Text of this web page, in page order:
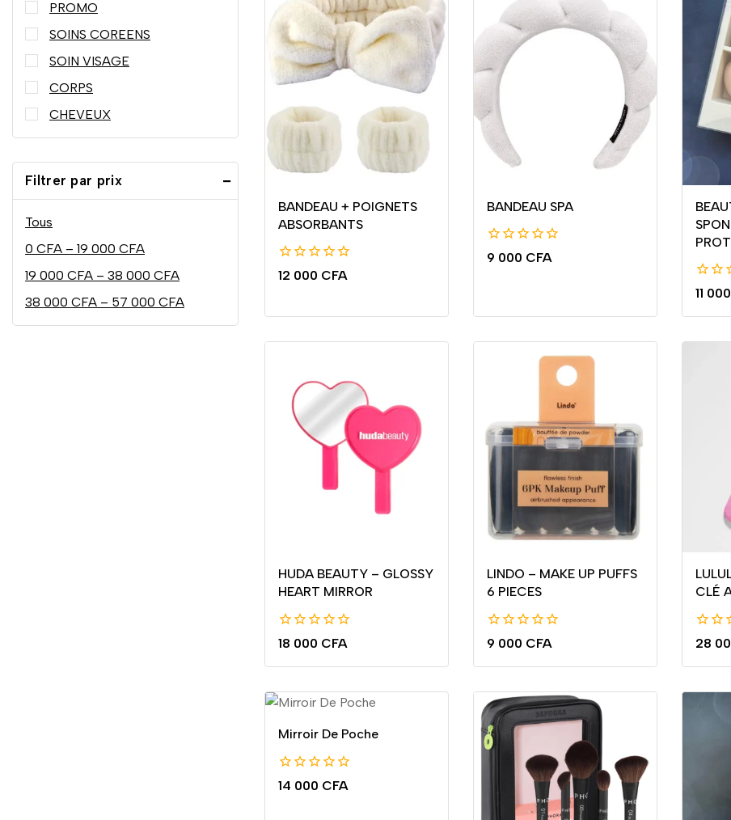
BANDEAU + POIGNETS
ABSORBANTS
0
12 000 CFA
BANDEAU SPA
0
9 000 CFA
0
5
11 000
HUDA BEAUTY – GLOSSY
HEART MIRROR
0
5
18 000 CFA
LINDO – MAKE UP PUFFS
6 PIECES
0
5
9 000 CFA
CLÉ
0
5
28
Mirroir De Poche
0
14 000 CFA
PROMO
SOINS COREENS
SOIN VISAGE
CORPS
CHEVEUX
Filtrer par prix
Tous
0 CFA – 19 000 CFA
19 000 CFA – 38 000 CFA
38 000 CFA – 57 000 CFA